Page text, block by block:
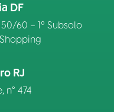
DF
60 – 1º Subsolo
RJ
n° 474